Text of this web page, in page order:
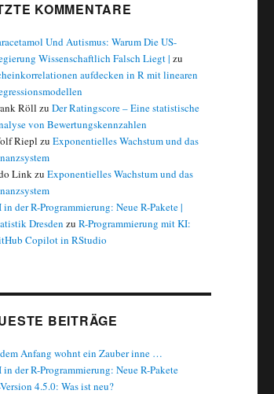
KOMMENTARE
Und Autismus: Warum Die US-
Wissenschaftlich Falsch Liegt | zu
aufdecken in R mit linearen
Röll zuDer Ratingscore – Eine statistische
von Bewertungskennzahlen
Riepl zuExponentielles Wachstum und das
LinkzuExponentielles Wachstum und das
in der R-Programmierung: Neue R-Pakete |
Dresden zuR-Programmierung mit KI:
Copilot in RStudio
BEITRÄGE
Anfang wohnt ein Zauber inne …
in der R-Programmierung: Neue R-Pakete
4.5.0: Was ist neu?